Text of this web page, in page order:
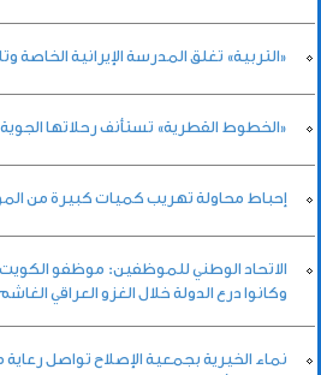
«التربية» تغلق المدرسة الإيرانية الخاصة
«الخطوط القطرية» تستأنف رحلاتها الجوية
إحباط محاولة تهريب كميات كبيرة من
الاتحاد الوطني للموظفين: موظفو
وكانوا درع الدولة خلال الغزو العراقي
نماء الخيرية بجمعية الإصلاح تواصل رعاية